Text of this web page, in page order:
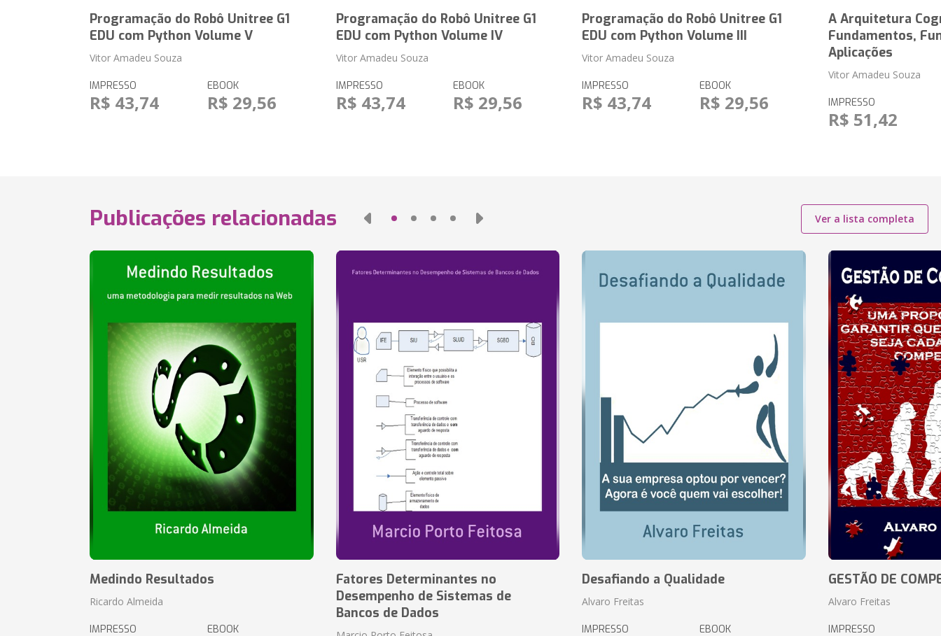
Programação do Robô Unitree G1
EDU com Python Volume V
Vitor Amadeu Souza
IMPRESSO
R$ 43,74
EBOOK
R$ 29,56
Programação do Robô Unitree G1
EDU com Python Volume IV
Vitor Amadeu Souza
IMPRESSO
R$ 43,74
EBOOK
R$ 29,56
Programação do Robô Unitree G1
EDU com Python Volume III
Vitor Amadeu Souza
IMPRESSO
R$ 43,74
EBOOK
R$ 29,56
A Arquitetura
Fundamentos,
Aplicações
Vitor Amadeu Souza
IMPRESSO
R$ 51,42
Publicações relacionadas Ver a lista completa
Medindo Resultados
Ricardo Almeida
IMPRESSO EBOOK
Fatores Determinantes no
Desempenho de Sistemas de
Bancos de Dados
Desafiando a Qualidade
Alvaro Freitas
IMPRESSO EBOOK
GESTÃO DE
Alvaro Freitas
IMPRESSO